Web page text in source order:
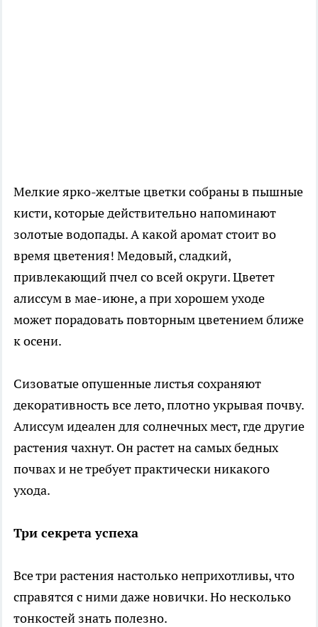
Мелкие ярко-желтые цветки собраны в пышные
кисти, которые действительно напоминают
золотые водопады. А какой аромат стоит во
время цветения! Медовый, сладкий,
привлекающий пчел со всей округи. Цветет
алиссум в мае-июне, а при хорошем уходе
может порадовать повторным цветением ближе
к осени.
Сизоватые опушенные листья сохраняют
декоративность все лето, плотно укрывая почву.
Алиссум идеален для солнечных мест, где другие
растения чахнут. Он растет на самых бедных
почвах и не требует практически никакого
ухода.
Три секрета успеха
Все три растения настолько неприхотливы, что
справятся с ними даже новички. Но несколько
тонкостей знать полезно.